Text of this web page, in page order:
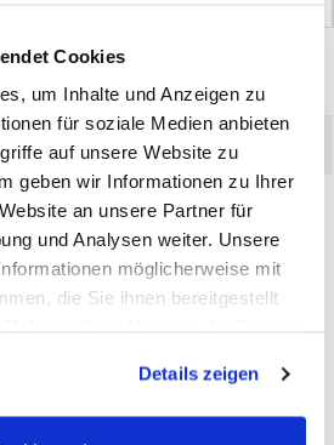
Cookies
um Inhalte und Anzeigen zu
für soziale Medien anbieten
auf unsere Website zu
geben wir Informationen zu Ihrer
an unsere Partner für
und Analysen weiter. Unsere
möglicherweise mit
die Sie ihnen bereitgestellt
Webseite weiterhin nutzen.
Details zeigen